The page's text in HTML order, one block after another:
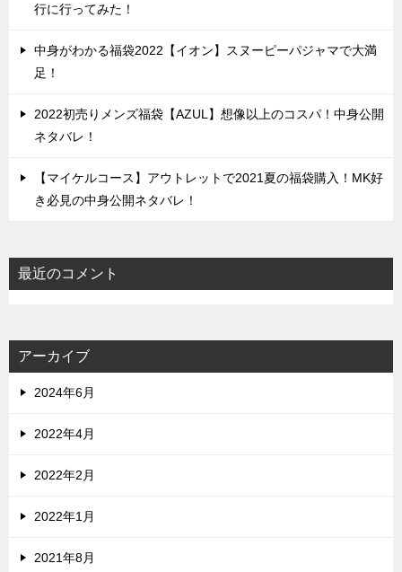
行に行ってみた！
中身がわかる福袋2022【イオン】スヌーピーパジャマで大満
足！
2022初売りメンズ福袋【AZUL】想像以上のコスパ！中身公開
ネタバレ！
【マイケルコース】アウトレットで2021夏の福袋購入！MK好
き必見の中身公開ネタバレ！
最近のコメント
アーカイブ
2024年6月
2022年4月
2022年2月
2022年1月
2021年8月